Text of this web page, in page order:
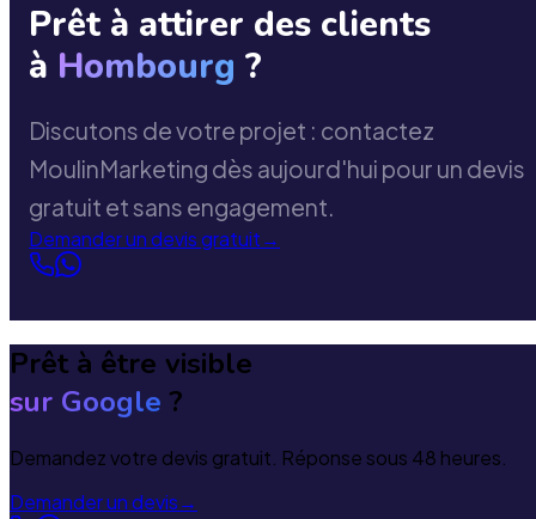
Prêt à attirer des clients
à Hombourg ?
Discutons de votre projet : contactez
MoulinMarketing dès aujourd'hui pour un devis
gratuit et sans engagement.
Demander un devis gratuit→
Prêt à être visible
sur Google ?
Demandez votre devis gratuit. Réponse sous 48 heures.
Demander un devis→